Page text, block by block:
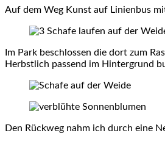
Auf dem Weg Kunst auf Linienbus
Im Park beschlossen die dort zum
Herbstlich passend im Hintergrund
Den Rückweg nahm ich durch eine